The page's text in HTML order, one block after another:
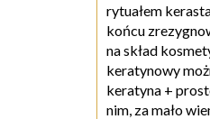
rytuałem
końcu
na skład
keratynowy
keratyna +
nim, za mało